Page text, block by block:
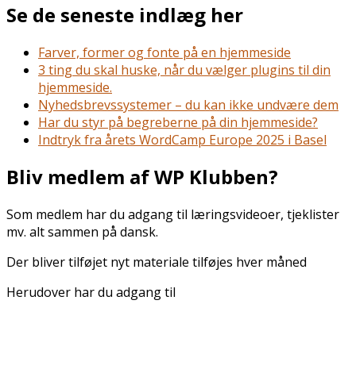
Se de seneste indlæg her
Farver, former og fonte på en hjemmeside
3 ting du skal huske, når du vælger plugins til din
hjemmeside.
Nyhedsbrevssystemer – du kan ikke undvære dem
Har du styr på begreberne på din hjemmeside?
Indtryk fra årets WordCamp Europe 2025 i Basel
Bliv medlem af WP Klubben?
Som medlem har du adgang til læringsvideoer, tjeklister
mv. alt sammen på dansk.
Der bliver tilføjet nyt materiale tilføjes hver måned
Herudover har du adgang til